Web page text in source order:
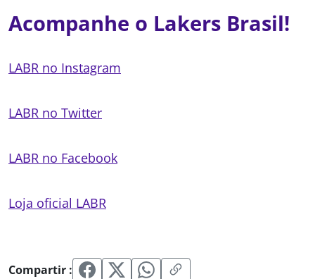
Acompanhe o Lakers Brasil!
LABR no Instagram
LABR no Twitter
LABR no Facebook
Loja oficial LABR
Compartir :